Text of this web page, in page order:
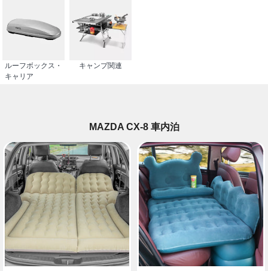
ルーフボックス・
キャリア
キャンプ関連
MAZDA CX-8 車内泊